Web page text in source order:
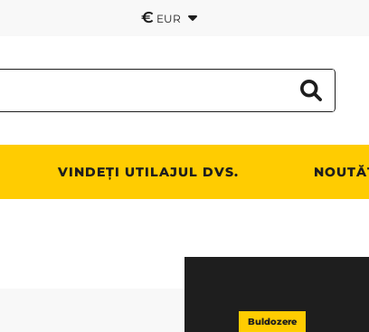
€ EUR
VINDEȚI UTILAJUL DVS.
Buldozere